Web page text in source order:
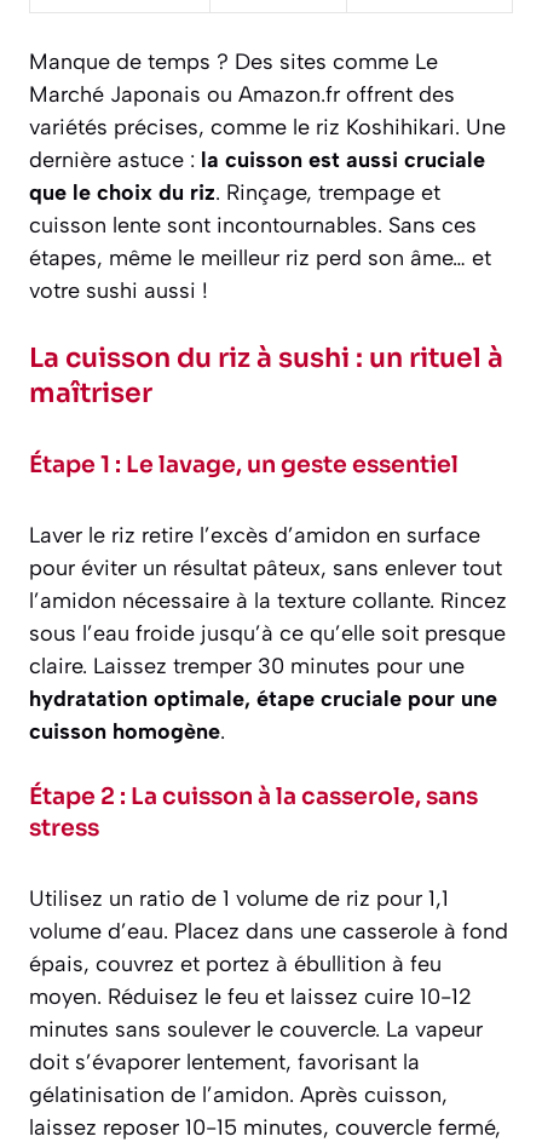
Manque de temps ? Des sites comme Le
Marché Japonais ou Amazon.fr offrent des
variétés précises, comme le riz Koshihikari. Une
dernière astuce : la cuisson est aussi cruciale
que le choix du riz. Rinçage, trempage et
cuisson lente sont incontournables. Sans ces
étapes, même le meilleur riz perd son âme… et
votre sushi aussi !
La cuisson du riz à sushi : un rituel à
maîtriser
Étape 1 : Le lavage, un geste essentiel
Laver le riz retire l’excès d’amidon en surface
pour éviter un résultat pâteux, sans enlever tout
l’amidon nécessaire à la texture collante. Rincez
sous l’eau froide jusqu’à ce qu’elle soit presque
claire. Laissez tremper 30 minutes pour une
hydratation optimale, étape cruciale pour une
cuisson homogène.
Étape 2 : La cuisson à la casserole, sans
stress
Utilisez un ratio de 1 volume de riz pour 1,1
volume d’eau. Placez dans une casserole à fond
épais, couvrez et portez à ébullition à feu
moyen. Réduisez le feu et laissez cuire 10-12
minutes sans soulever le couvercle. La vapeur
doit s’évaporer lentement, favorisant la
gélatinisation de l’amidon. Après cuisson,
laissez reposer 10-15 minutes, couvercle fermé,